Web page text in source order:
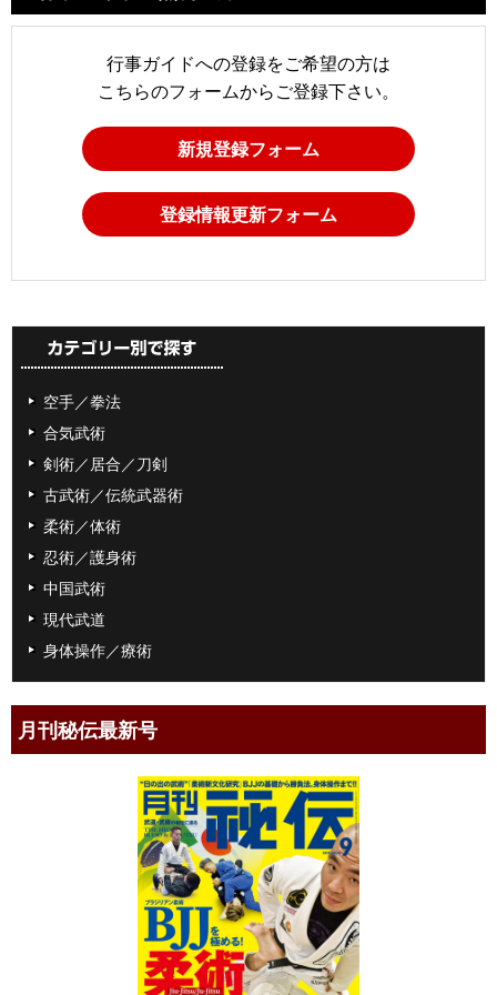
行事ガイドへの登録をご希望の方は
こちらのフォームからご登録下さい。
新規登録フォーム
登録情報更新フォーム
空手／拳法
合気武術
剣術／居合／刀剣
古武術／伝統武器術
柔術／体術
忍術／護身術
中国武術
現代武道
身体操作／療術
月刊秘伝最新号